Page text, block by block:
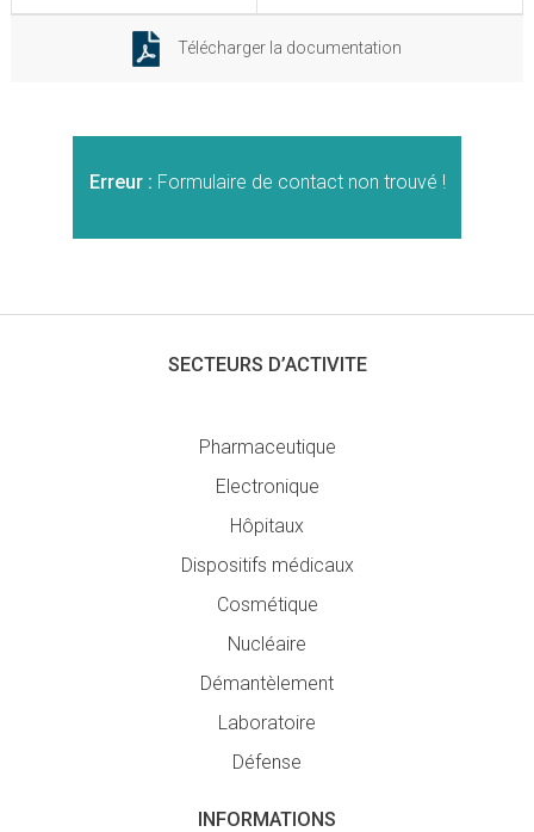
Télécharger la documentation
Erreur : Formulaire de contact non trouvé !
SECTEURS D’ACTIVITE
Pharmaceutique
Electronique
Hôpitaux
Dispositifs médicaux
Cosmétique
Nucléaire
Démantèlement
Laboratoire
Défense
INFORMATIONS